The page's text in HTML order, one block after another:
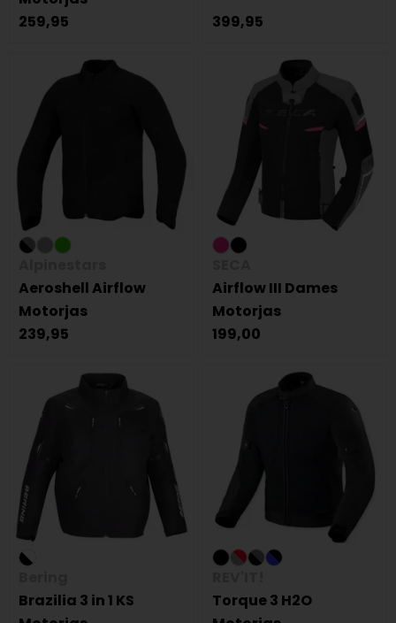
259,95
399,95
Aeroshell Airflow
Motorjas
239,95
Airflow III Dames
Motorjas
199,00
Brazilia 3 in 1 KS
Torque 3 H2O